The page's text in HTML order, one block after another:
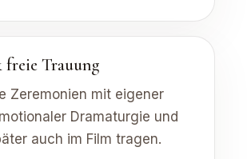
freie Trauung
Zeremonien mit eigener
Dramaturgie und
auch im Film tragen.